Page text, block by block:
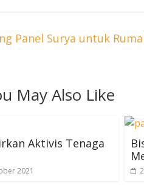
Panel Surya untuk
May Also Like
Aktivis Tenaga
2021